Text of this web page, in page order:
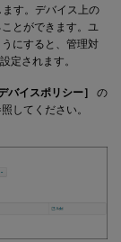
す。デバイス上の
とができます。ユ
にすると、管理対
定されます。
バイスポリシー］
の
照してください。